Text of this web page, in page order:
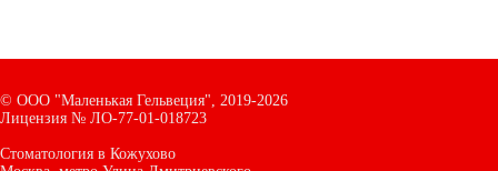
© ООО "Маленькая Гельвеция", 2019-2026
Лицензия № ЛО-77-01-018723
Стоматология в Кожухово